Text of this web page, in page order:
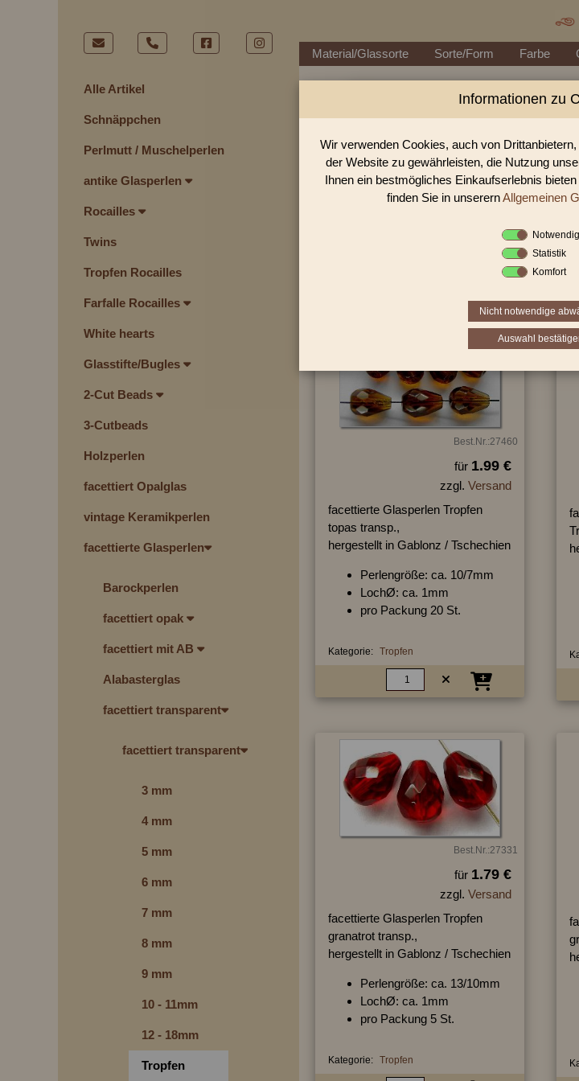
Alle Artikel
Schnäppchen
Perlmutt / Muschelperlen
antike Glasperlen
Rocailles
Twins
Tropfen Rocailles
Farfalle Rocailles
White hearts
Glasstifte/Bugles
2-Cut Beads
3-Cutbeads
Holzperlen
facettiert Opalglas
vintage Keramikperlen
facettierte Glasperlen
Barockperlen
facettiert opak
facettiert mit AB
Alabasterglas
facettiert transparent
facettiert transparent
3 mm
4 mm
5 mm
6 mm
7 mm
8 mm
9 mm
10 - 11mm
12 - 18mm
Tropfen
Material/Glassorte Sorte/Form Farbe
Perlen Shop für
In unserem Perlen Shop finden sie
facettierte Glasperlen
Best.Nr.:27460
für 1.99 €
zzgl. Versand
facettierte Glasperlen Tropfen
topas transp.,
hergestellt in Gablonz / Tschechien
Perlengröße: ca. 10/7mm
LochØ: ca. 1mm
pro Packung 20 St.
Kategorie: Tropfen
Best.Nr.:27331
für 1.79 €
zzgl. Versand
facettierte Glasperlen Tropfen
granatrot transp.,
hergestellt in Gablonz / Tschechien
Perlengröße: ca. 13/10mm
LochØ: ca. 1mm
pro Packung 5 St.
Kategorie: Tropfen
Informationen zu
Wir verwenden Cookies, auch von
der Website zu gewährleisten, die Nutzung
Ihnen ein bestmögliches Einkaufserlebnis
finden Sie in unserernAllgemeinen
Notwendig
Statistik
Komfort
Nicht notwendige
Auswahl